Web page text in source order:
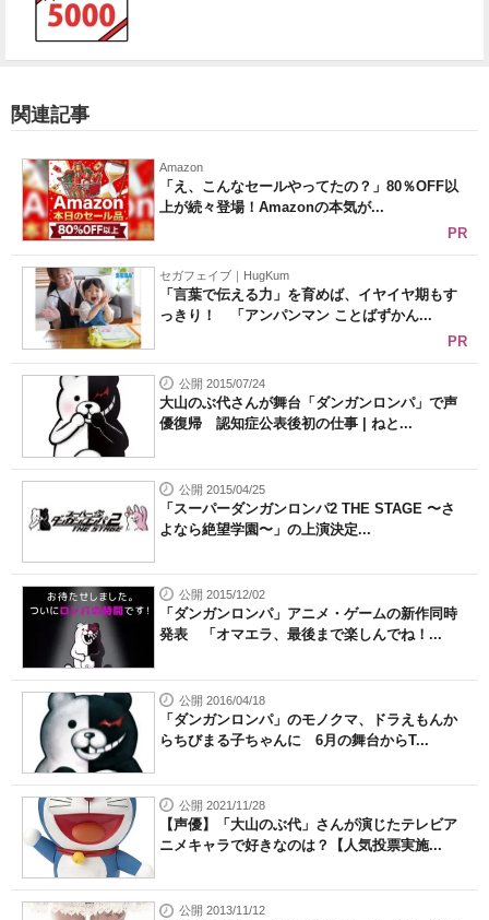
関連記事
Amazon
「え、こんなセールやってたの？」80％OFF以
上が続々登場！Amazonの本気が...
PR
セガフェイブ｜HugKum
「言葉で伝える力」を育めば、イヤイヤ期もす
っきり！ 「アンパンマン ことばずかん...
PR
公開 2015/07/24
大山のぶ代さんが舞台「ダンガンロンパ」で声
優復帰 認知症公表後初の仕事 | ねと...
公開 2015/04/25
「スーパーダンガンロンパ2 THE STAGE 〜さ
よなら絶望学園〜」の上演決定...
公開 2015/12/02
「ダンガンロンパ」アニメ・ゲームの新作同時
発表 「オマエラ、最後まで楽しんでね！...
公開 2016/04/18
「ダンガンロンパ」のモノクマ、ドラえもんか
らちびまる子ちゃんに 6月の舞台からT...
公開 2021/11/28
【声優】「大山のぶ代」さんが演じたテレビア
ニメキャラで好きなのは？【人気投票実施...
公開 2013/11/12